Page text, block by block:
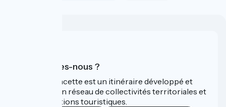
Qui sommes-nous ?
La Vélo Francette est un itinéraire développé et
promu par un réseau de collectivités territoriales et
leurs institutions touristiques.